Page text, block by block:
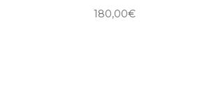
180,00€